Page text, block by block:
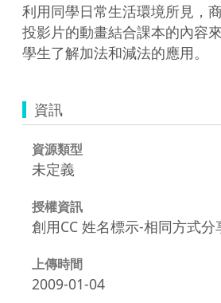
利用同學日常生活環境所見，
投影片的動畫結合課本的內容
學生了解加法和減法的應用。
資訊
資源類型
未定義
授權資訊
創用CC 姓名標示-相同方式
上傳時間
2009-01-04